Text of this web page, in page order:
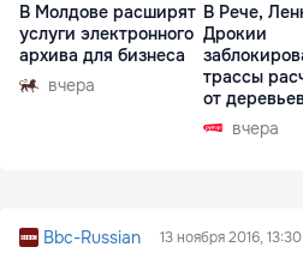
В Молдове расширят
услуги электронного
архива для бизнеса
вчера
В Рече,
Дрокии
трассы
от
вчера
Bbc-Russian 13 ноября 2016, 13:30